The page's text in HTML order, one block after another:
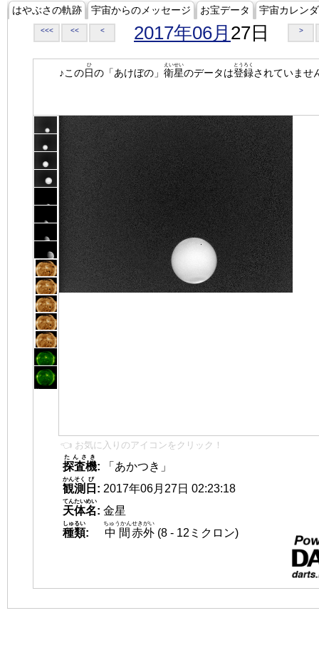
はやぶさの軌跡 宇宙からのメッセージ お宝データ 宇宙カレン
<<< << < 2017年06月 27日 >
♪この日
ひ
の「あけぼの」 衛星
えいせい
のデータは登録
とうろく
されていませ
👈 お気に入りのアイコンをクリック！
探査機
たんさき
:
「あかつき」
観測
かんそく
日
び
: 2017年06月27日 02:23:18
天体名
てんたいめい
: 金星
種類
しゅるい
: 中間
ちゅうかん
赤外
せきがい
(8 - 12ミクロン)